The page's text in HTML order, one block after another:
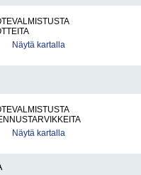
Näytä kartalla
Näytä kartalla